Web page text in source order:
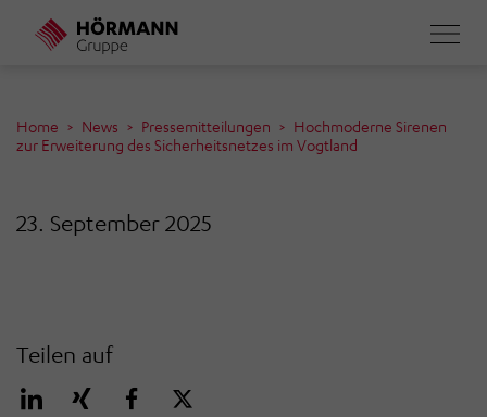
Direkt
Home News Pressemitteilungen
Hochmoderne Sirenen
zur Erweiterung des Sicherheitsnetzes im Vogtland
23. September 2025
Teilen auf